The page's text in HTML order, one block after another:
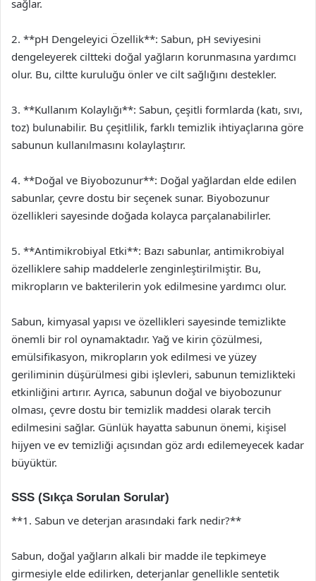
sağlar.
2. **pH Dengeleyici Özellik**: Sabun, pH seviyesini
dengeleyerek ciltteki doğal yağların korunmasına yardımcı
olur. Bu, ciltte kuruluğu önler ve cilt sağlığını destekler.
3. **Kullanım Kolaylığı**: Sabun, çeşitli formlarda (katı, sıvı,
toz) bulunabilir. Bu çeşitlilik, farklı temizlik ihtiyaçlarına göre
sabunun kullanılmasını kolaylaştırır.
4. **Doğal ve Biyobozunur**: Doğal yağlardan elde edilen
sabunlar, çevre dostu bir seçenek sunar. Biyobozunur
özellikleri sayesinde doğada kolayca parçalanabilirler.
5. **Antimikrobiyal Etki**: Bazı sabunlar, antimikrobiyal
özelliklere sahip maddelerle zenginleştirilmiştir. Bu,
mikropların ve bakterilerin yok edilmesine yardımcı olur.
Sabun, kimyasal yapısı ve özellikleri sayesinde temizlikte
önemli bir rol oynamaktadır. Yağ ve kirin çözülmesi,
emülsifikasyon, mikropların yok edilmesi ve yüzey
geriliminin düşürülmesi gibi işlevleri, sabunun temizlikteki
etkinliğini artırır. Ayrıca, sabunun doğal ve biyobozunur
olması, çevre dostu bir temizlik maddesi olarak tercih
edilmesini sağlar. Günlük hayatta sabunun önemi, kişisel
hijyen ve ev temizliği açısından göz ardı edilemeyecek kadar
büyüktür.
SSS (Sıkça Sorulan Sorular)
**1. Sabun ve deterjan arasındaki fark nedir?**
Sabun, doğal yağların alkali bir madde ile tepkimeye
girmesiyle elde edilirken, deterjanlar genellikle sentetik